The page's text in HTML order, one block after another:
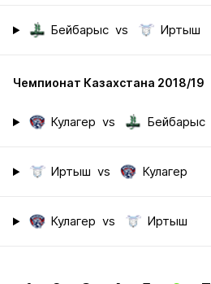
Бейбарыс vs Иртыш
Чемпионат Казахстана 2018/19
Кулагер vs Бейбарыс
Иртыш vs Кулагер
Кулагер vs Иртыш